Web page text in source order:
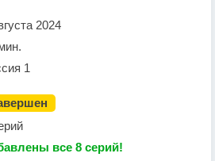
2024
1
все 8 серий!